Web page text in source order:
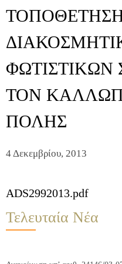
ΦΩΤΙΣΤΙΚΩΝ
ΤΟΝ
ΠΟΛΗΣ
4 Δεκεμβρίου, 2013
ADS2992013.pdf
Τελευταία Νέα